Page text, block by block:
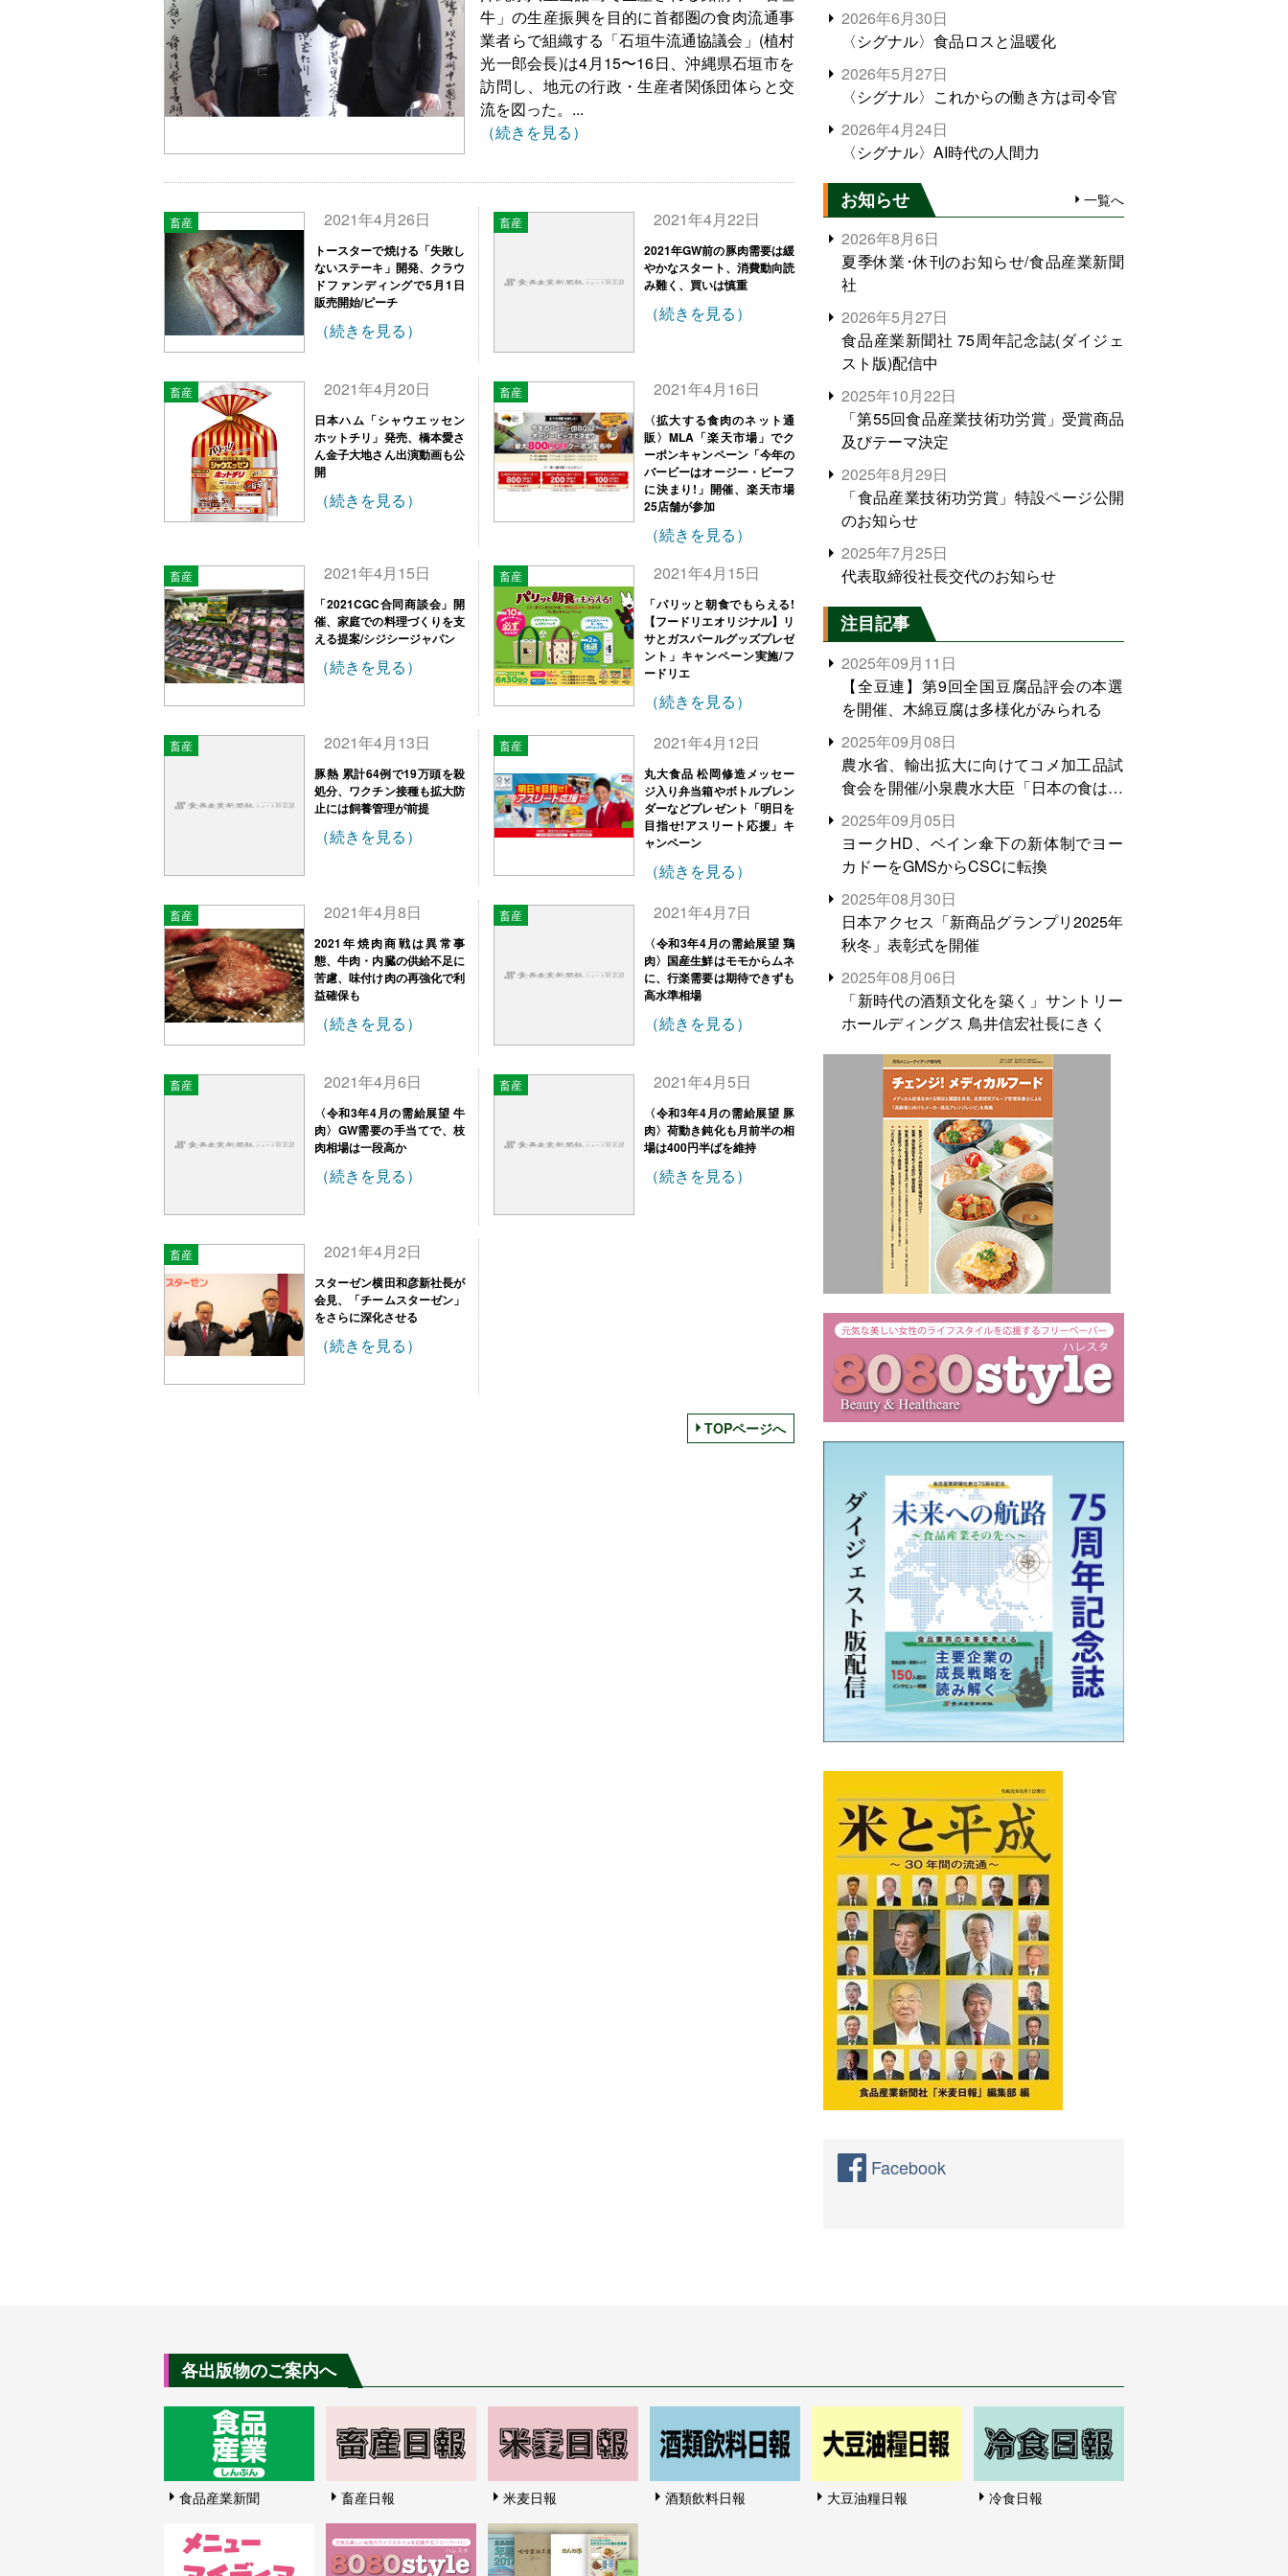
牛」の生産振興を目的に首都圏の食肉流通事
業者らで組織する「石垣牛流通協議会」(植村
光一郎会長)は4月15〜16日、沖縄県石垣市を
訪問し、地元の行政・生産者関係団体らと交
流を図った。...
（続きを見る）
畜産 2021年4月26日
トースターで焼ける「失敗し
ないステーキ」開発、クラウ
ドファンディングで5月1日
販売開始/ピーチ
（続きを見る）
畜産 2021年4月22日
2021年GW前の豚肉需要は緩
やかなスタート、消費動向読
み難く、買いは慎重
（続きを見る）
畜産 2021年4月20日
日本ハム「シャウエッセン
ホットチリ」発売、橋本愛さ
ん金子大地さん出演動画も公
開
（続きを見る）
畜産 2021年4月16日
〈拡大する食肉のネット通
販〉MLA「楽天市場」でク
ーポンキャンペーン「今年の
バービーはオージー・ビーフ
に決まり!」開催、楽天市場
25店舗が参加
（続きを見る）
畜産 2021年4月15日
「2021CGC合同商談会」開
催、家庭での料理づくりを支
える提案/シジシージャパン
（続きを見る）
畜産 2021年4月15日
「パリッと朝食でもらえる!
【フードリエオリジナル】リ
サとガスパールグッズプレゼ
ント」キャンペーン実施/フ
ードリエ
（続きを見る）
畜産 2021年4月13日
豚熱 累計64例で19万頭を殺
処分、ワクチン接種も拡大防
止には飼養管理が前提
（続きを見る）
畜産 2021年4月12日
丸大食品 松岡修造メッセー
ジ入り弁当箱やボトルブレン
ダーなどプレゼント「明日を
目指せ!アスリート応援」キ
ャンペーン
（続きを見る）
畜産 2021年4月8日
2021年焼肉商戦は異常事
態、牛肉・内臓の供給不足に
苦慮、味付け肉の再強化で利
益確保も
（続きを見る）
畜産 2021年4月7日
〈令和3年4月の需給展望 鶏
肉〉国産生鮮はモモからムネ
に、行楽需要は期待できずも
高水準相場
（続きを見る）
畜産 2021年4月6日
〈令和3年4月の需給展望 牛
肉〉GW需要の手当てで、枝
肉相場は一段高か
（続きを見る）
畜産 2021年4月5日
〈令和3年4月の需給展望 豚
肉〉荷動き鈍化も月前半の相
場は400円半ばを維持
（続きを見る）
畜産 2021年4月2日
スターゼン横田和彦新社長が
会見、「チームスターゼン」
をさらに深化させる
（続きを見る）
TOPページへ
2026年6月30日
〈シグナル〉食品ロスと温暖化
2026年5月27日
〈シグナル〉これからの働き方は司令官
2026年4月24日
〈シグナル〉AI時代の人間力
お知らせ 一覧へ
2026年8月6日
夏季休業･休刊のお知らせ/食品産業新聞
社
2026年5月27日
食品産業新聞社 75周年記念誌(ダイジェ
スト版)配信中
2025年10月22日
「第55回食品産業技術功労賞」受賞商品
及びテーマ決定
2025年8月29日
「食品産業技術功労賞」特設ページ公開
のお知らせ
2025年7月25日
代表取締役社長交代のお知らせ
注目記事
2025年09月11日
【全豆連】第9回全国豆腐品評会の本選
を開催、木綿豆腐は多様化がみられる
2025年09月08日
農水省、輸出拡大に向けてコメ加工品試
食会を開催/小泉農水大臣「日本の食は世
界でトップをとれる。米増産に向けて、
米輸出需要の拡大を」
2025年09月05日
ヨークHD、ベイン傘下の新体制でヨー
カドーをGMSからCSCに転換
2025年08月30日
日本アクセス「新商品グランプリ2025年
秋冬」表彰式を開催
2025年08月06日
「新時代の酒類文化を築く」サントリー
ホールディングス 鳥井信宏社長にきく
Facebook
各出版物のご案内へ
食品産業新聞 畜産日報 米麦日報 酒類飲料日報 大豆油糧日報 冷食日報